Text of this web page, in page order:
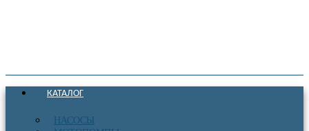
КАТАЛОГ
НАСОСЫ